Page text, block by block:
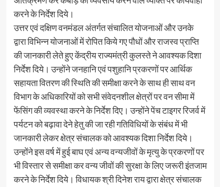
करने के निर्देश दिये।
उत्तर एवं दक्षिण वनमंडल अंतर्गत संचालित योजनाओं और उनके
द्वारा विभिन्न योजनाओं में रोपित किये गए पौधों और राजस्व प्राप्ति
की जानकारी लेते हुए केंद्रीय राज्यमंत्री कुलस्ते ने आवश्यक दिशा
निर्देश दिये। उन्होंने जनहानि एवं पशुहानि प्रकरणों पर आर्थिक
सहायता वितरण की स्थिति की समीक्षा करने के साथ ही साथ वन
विभाग के अधिकारियों को सभी संवेदनशील क्षेत्रों पर वन सीमा में
फेंसिंग की व्यवस्था करने के निर्देश दिए। उन्होंने पेंच टाइगर रिजर्व में
पर्यटन को बढ़ावा देने हेतु की जा रही गतिविधियों के संबंध में भी
जानकारी लेकर क्षेत्र संचालक को आवश्यक दिशा निर्देश दिये।
उन्होंने इस वर्ष में हुई बाघ एवं अन्य वन्यजीवों के मृत्यु के प्रकरणों पर
भी विस्तार से समीक्षा कर वन्य जीवों की सुरक्षा के लिए जरूरी इंतजाम
करने के निर्देश दिये। विधायक श्री दिनेश राय द्वारा क्षेत्र संचालक